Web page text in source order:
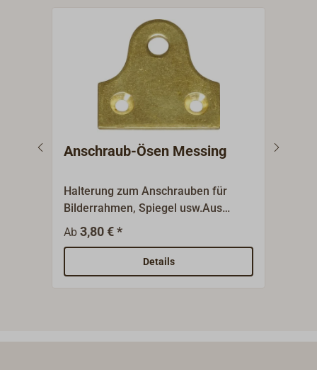
Anschraub-Ösen Messing
Halterung zum Anschrauben für
Bilderrahmen, Spiegel usw.Aus
poliertem Messing.
Ab3,80 € *
Details